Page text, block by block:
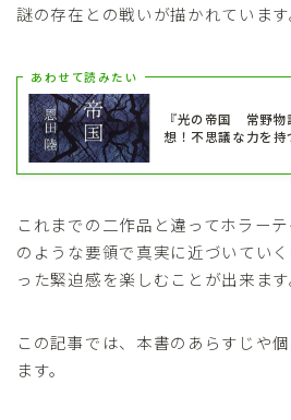
謎の存在との戦いが描かれています
あわせて読みたい
『光の帝国 常野物
想！不思議な力を
これまでの二作品と違ってホラー
のような要領で真実に近づいてい
った緊迫感を楽しむことが出来ます
この記事では、本書のあらすじや
ます。